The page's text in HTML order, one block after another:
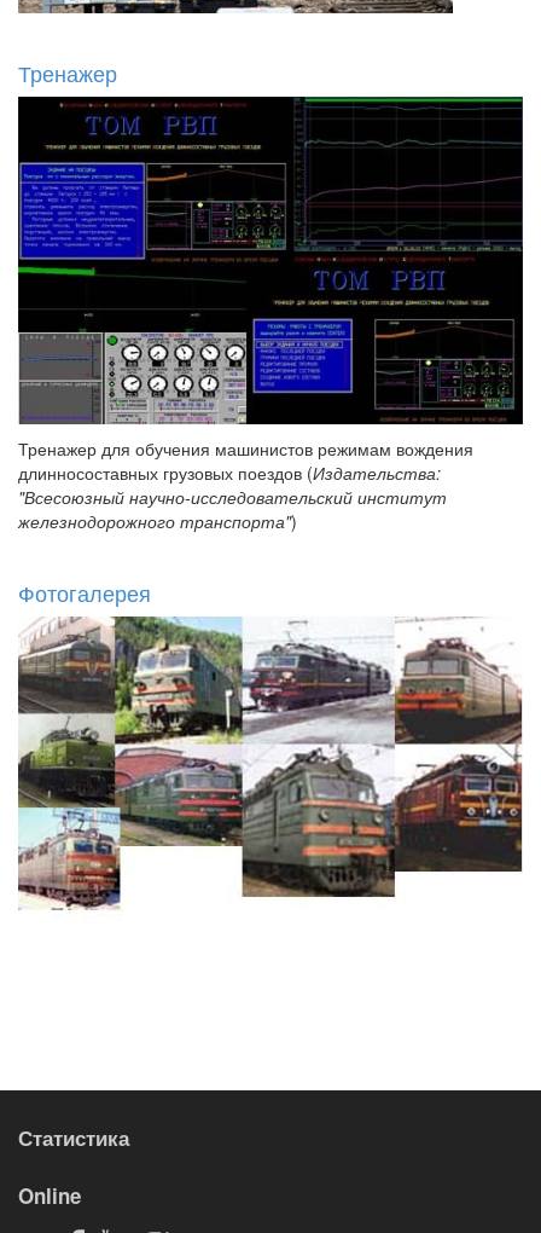
Тренажер
Тренажер для обучения машинистов режимам вождения
длинносоставных грузовых поездов (Издательства:
"Всесоюзный научно-исследовательский институт
железнодорожного транспорта")
Фотогалерея
Статистика
Online